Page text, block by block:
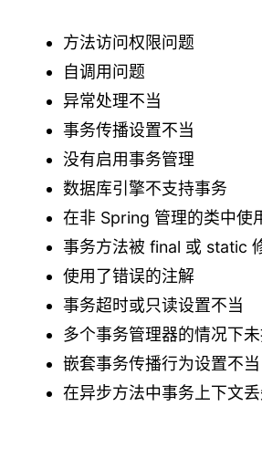
方法访问权限问题
自调用问题
异常处理不当
事务传播设置不当
没有启用事务管理
数据库引擎不支持事务
在非 Spring 管理的类中使
事务方法被 final 或 static
使用了错误的注解
事务超时或只读设置不当
多个事务管理器的情况下
嵌套事务传播行为设置不当
在异步方法中事务上下文